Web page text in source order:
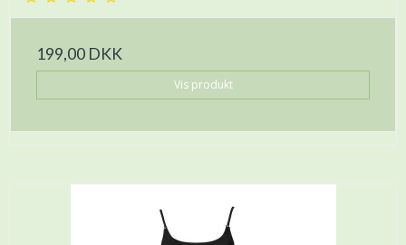
199,00 DKK
Vis produkt